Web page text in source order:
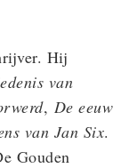
Hij
van
, De eeuw
van Jan Six.
Gouden